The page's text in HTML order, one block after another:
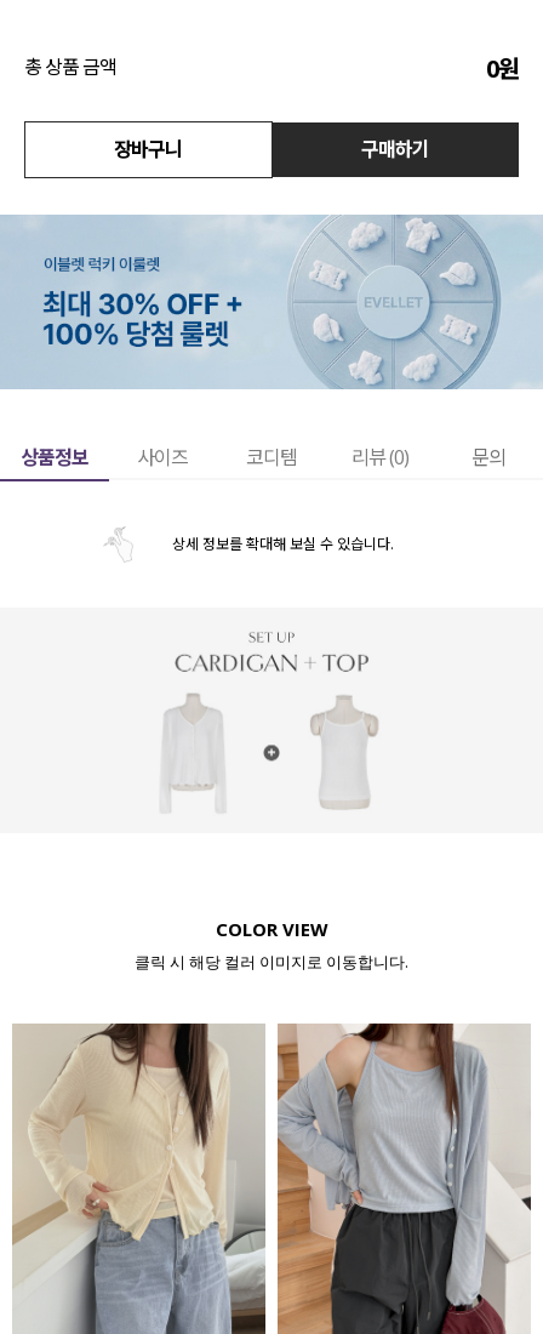
총 상품 금액 0원
장바구니 구매하기
상품정보 사이즈 코디템 리뷰 (0) 문의
상세 정보를 확대해 보실 수 있습니다.
COLOR VIEW
클릭 시 해당 컬러 이미지로 이동합니다.